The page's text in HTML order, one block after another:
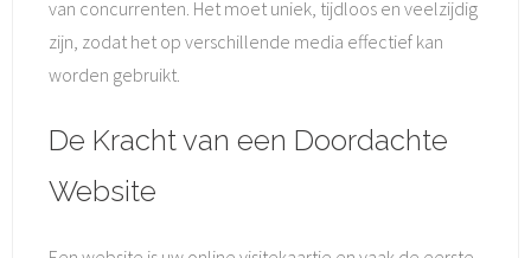
van concurrenten. Het moet uniek, tijdloos en veelzijdig
zijn, zodat het op verschillende media effectief kan
worden gebruikt.
De Kracht van een Doordachte
Website